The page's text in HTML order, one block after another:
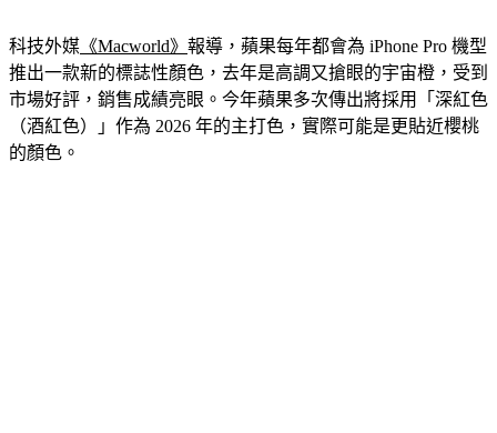
推出一款新的標誌性顏色，去年是高調又搶眼的宇宙橙，受到
市場好評，銷售成績亮眼。今年蘋果多次傳出將採用「深紅色
（酒紅色）」作為 2026 年的主打色，實際可能是更貼近櫻桃
的顏色。